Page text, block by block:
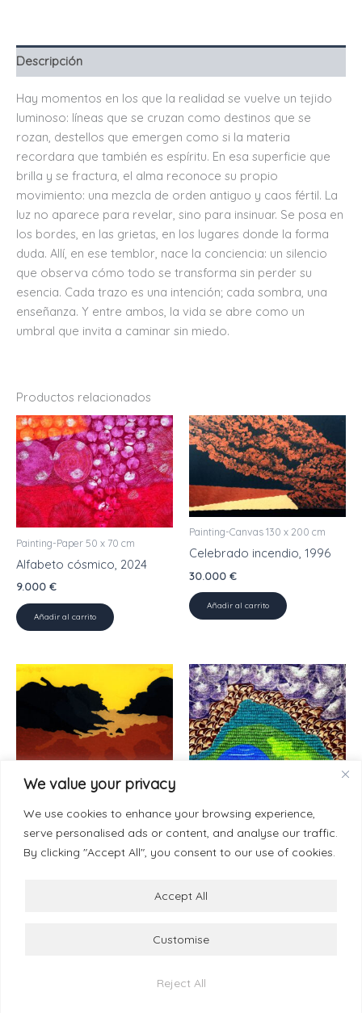
We value your privacy
We use cookies to enhance your browsing experience,
serve personalised ads or content, and analyse our traffic.
By clicking "Accept All", you consent to our use of cookies.
Customise
Reject All
Accept All
Descripción
Hay momentos en los que la realidad se vuelve un tejido
luminoso: líneas que se cruzan como destinos que se
rozan, destellos que emergen como si la materia
recordara que también es espíritu. En esa superficie que
brilla y se fractura, el alma reconoce su propio
movimiento: una mezcla de orden antiguo y caos fértil. La
luz no aparece para revelar, sino para insinuar. Se posa en
los bordes, en las grietas, en los lugares donde la forma
duda. Allí, en ese temblor, nace la conciencia: un silencio
que observa cómo todo se transforma sin perder su
esencia. Cada trazo es una intención; cada sombra, una
enseñanza. Y entre ambos, la vida se abre como un
umbral que invita a caminar sin miedo.
Productos relacionados
Painting-Paper 50 x 70 cm
Alfabeto cósmico, 2024
9.000 €
Añadir al carrito
Painting-Canvas 130 x 200 cm
Celebrado incendio, 1996
30.000 €
Añadir al carrito
Painting-Canvas 130 x 200 cm
1998
€
Cúpulas en la noche, 2025
9.000€
info@estherramos.com